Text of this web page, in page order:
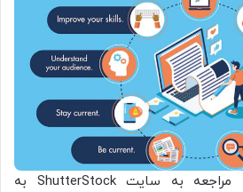
همچنین می توانید به مراجعه به سایت ShutterStock به